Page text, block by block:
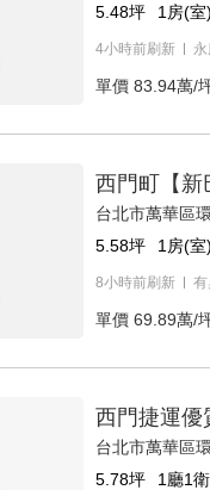
5.48坪 1房(
4小時前刷新
單價 83.94萬/
西門町【新
台北市萬華區
5.58坪 1房(
8小時前刷新 有
單價 69.89萬/
西門捷運優
台北市萬華區
5.78坪 1廳1衛